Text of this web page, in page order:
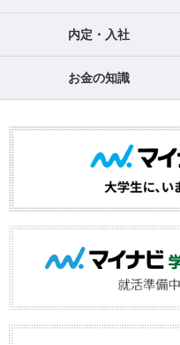
内定・入社
お金の知識